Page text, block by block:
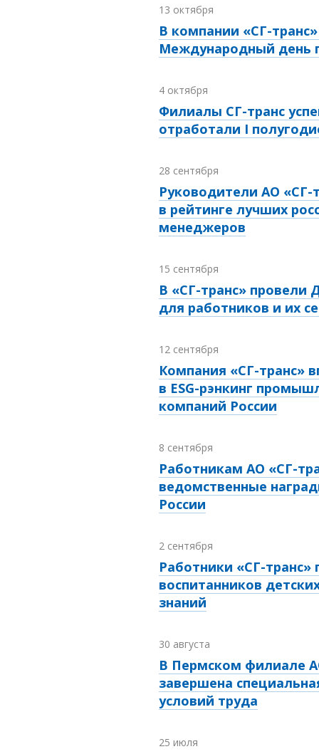
13 октября
В компании «СГ-
Международный день
4 октября
Филиалы СГ-транс
отработали I
28 сентября
Руководители АО «СГ-
в рейтинге лучших
менеджеров
15 сентября
В «СГ-транс» провели
для работников и их
12 сентября
Компания «СГ-транс»
в ESG-рэнкинг
компаний России
8 сентября
Работникам АО «СГ-
ведомственные
России
2 сентября
Работники «СГ-транс»
воспитанников
знаний
30 августа
В Пермском филиале
завершена
условий труда
25 июля